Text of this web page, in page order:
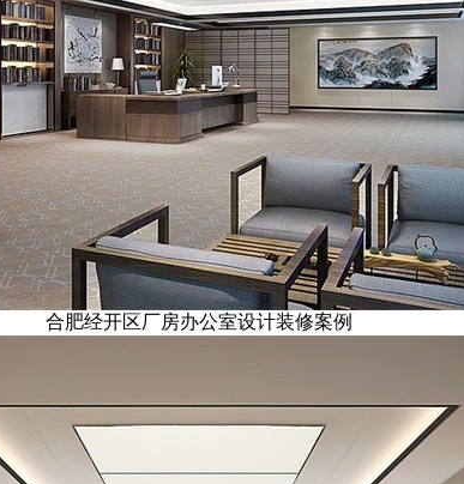
合肥经开区厂房办公室设计装修案例